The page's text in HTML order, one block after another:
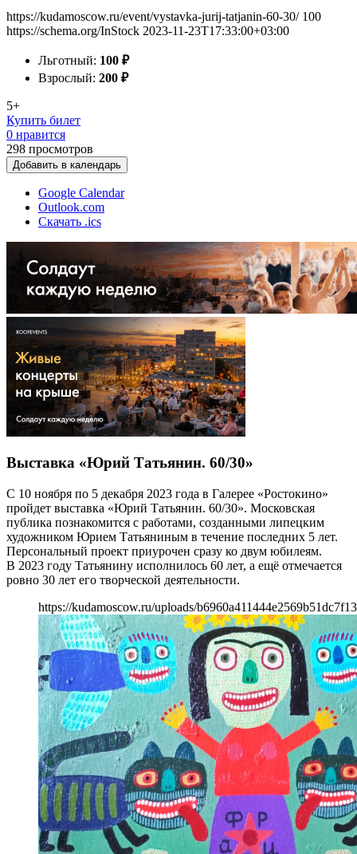
https://kudamoscow.ru/event/vystavka-jurij-tatjanin-60-30/ 100
https://schema.org/InStock 2023-11-23T17:33:00+03:00
Льготный: 100 ₽
Взрослый: 200 ₽
5+
Купить билет
0 нравится
298 просмотров
Добавить в календарь
Google Calendar
Outlook.com
Скачать .ics
Выставка «Юрий Татьянин. 60/30»
С 10 ноября по 5 декабря 2023 года в Галерее «Ростокино»
пройдет выставка «Юрий Татьянин. 60/30». Московская
публика познакомится с работами, созданными липецким
художником Юрием Татьяниным в течение последних 5 лет.
Персональный проект приурочен сразу ко двум юбилеям.
В 2023 году Татьянину исполнилось 60 лет, а ещё отмечается
ровно 30 лет его творческой деятельности.
https://kudamoscow.ru/uploads/